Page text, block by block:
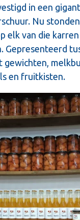
in een
Nu
elk van die
Gepresenteerd
en fruitkisten.